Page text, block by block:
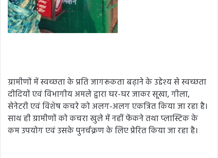
ग्रामीणों में स्वच्छता के प्रति जागरूकता बढ़ाने के उद्देश्य से स्वच्छता
दीदियों एवं विभागीय अमले द्वारा घर-घर जाकर सूखा, गीला,
सेनेटरी एवं विशेष कचरे को अलग-अलग एकत्रित किया जा रहा है।
साथ ही ग्रामीणों को कचरा खुले में नहीं फेंकने तथा प्लास्टिक के
कम उपयोग एवं उसके पुनर्चक्रण के लिए प्रेरित किया जा रहा है।